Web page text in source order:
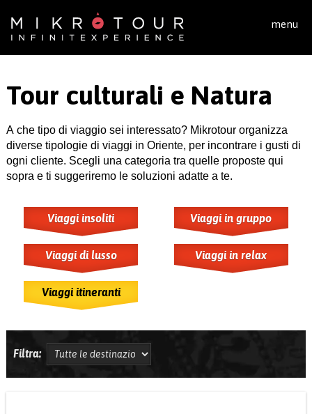
menu
Tour culturali e Natura
A che tipo di viaggio sei interessato? Mikrotour organizza
diverse tipologie di viaggi in Oriente, per incontrare i gusti di
ogni cliente. Scegli una categoria tra quelle proposte qui
sopra e ti suggeriremo le soluzioni adatte a te.
Viaggi insoliti Viaggi in gruppo
Viaggi di lusso Viaggi in relax
Viaggi itineranti
Filtra: